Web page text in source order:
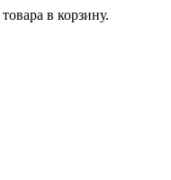
в корзину.